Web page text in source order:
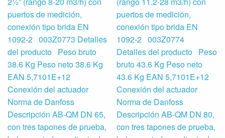
puertos de medición,
conexión tipo brida EN
1092-2 003Z0773 Detalles
del producto Peso bruto
38.6 Kg Peso neto 38.6 Kg
EAN 5,7101E+12
Conexión del actuador
Norma de Danfoss
Descripción AB-QM DN 65,
con tres tapones de prueba,
puertos de medición,
conexión tipo brida EN
1092-2 003Z0774
Detalles del producto Peso
bruto 43.6 Kg Peso neto
43.6 Kg EAN 5,7101E+12
Conexión del actuador
Norma de Danfoss
Descripción AB-QM DN 80,
con tres tapones de prueba,